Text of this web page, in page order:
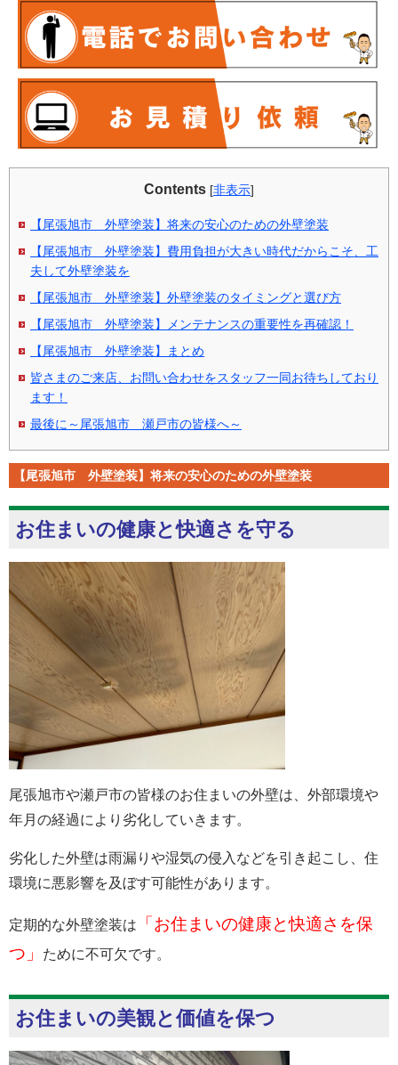
Contents [非表示]
【尾張旭市 外壁塗装】将来の安心のための外壁塗装
【尾張旭市 外壁塗装】費用負担が大きい時代だからこそ、工
夫して外壁塗装を
【尾張旭市 外壁塗装】外壁塗装のタイミングと選び方
【尾張旭市 外壁塗装】メンテナンスの重要性を再確認！
【尾張旭市 外壁塗装】まとめ
皆さまのご来店、お問い合わせをスタッフ一同お待ちしており
ます！
最後に～尾張旭市 瀬戸市の皆様へ～
【尾張旭市 外壁塗装】将来の安心のための外壁塗装
お住まいの健康と快適さを守る
尾張旭市や瀬戸市の皆様のお住まいの外壁は、外部環境や
年月の経過により劣化していきます。
劣化した外壁は雨漏りや湿気の侵入などを引き起こし、住
環境に悪影響を及ぼす可能性があります。
定期的な外壁塗装は
「お住まいの健康と快適さを保
つ」
ために不可欠です。
お住まいの美観と価値を保つ